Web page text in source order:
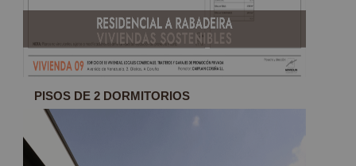
PISOS DE 2 DORMITORIOS